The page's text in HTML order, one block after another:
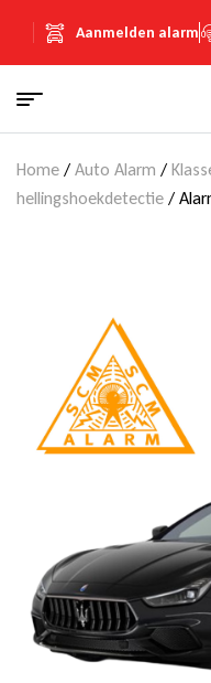
Aanmelden alarm
Home / Auto Alarm /
hellingshoekdetectie /